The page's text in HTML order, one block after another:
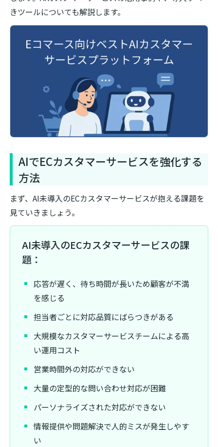
きツールについても解説します。
AIでECカスタマーサービスを強化する
方法
まず、AI未導入のECカスタマーサービスが抱える課題を
見ていきましょう。
AI未導入のECカスタマーサービスの課
題：
応答が遅く、待ち時間が長いため顧客が不満
を感じる
担当者ごとに対応品質にばらつきがある
大規模なカスタマーサービスチームによる高
い運用コスト
営業時間外の対応ができない
大量の定型的な問い合わせ対応が困難
パーソナライズされた対応ができない
情報提供や問題解決で人的ミスが発生しやす
い